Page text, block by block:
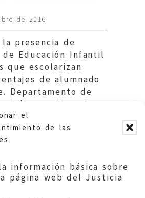
el
de las
información básica sobre
página web del Justicia
de 2016
la presencia de
de Educación Infantil
que escolarizan
de alumnado
Departamento de
Cultura y Deporte
de Aragón.